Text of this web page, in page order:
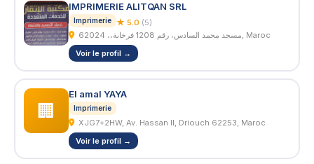
IMPRIMERIE ALITQAN SRL
Imprimerie ★ 5.0 (5)
مسجد محمد السادس، رقم 1208 فرخانة،، 62024, Maroc
Voir le profil →
🏢
El amal YAYA
Imprimerie
XJG7+2HW, Av. Hassan II, Driouch 62253, Maroc
Voir le profil →